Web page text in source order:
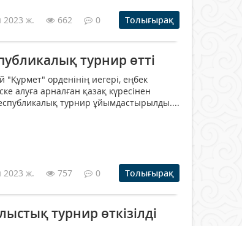
2023 ж. 662 0 Толығырақ
турнир өтті
орденінің иегері, еңбек
алуға арналған қазақ күресінен
турнир ұйымдастырылды....
2023 ж. 757 0 Толығырақ
турнир өткізілді